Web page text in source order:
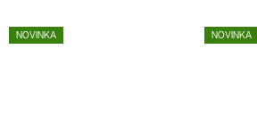
NOVINKA NOVINKA